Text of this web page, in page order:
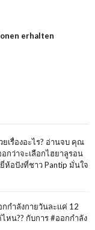
erhalten
เรื่องอะไร? อ่านจบ คุณ
กว่าจะเลือกไฮยาลูรอน
ห้อปังที่ชาว Pantip มั่นใจ
กำลังกายวันละเเค่ 12
หน?? กับการ #ออกกำลัง